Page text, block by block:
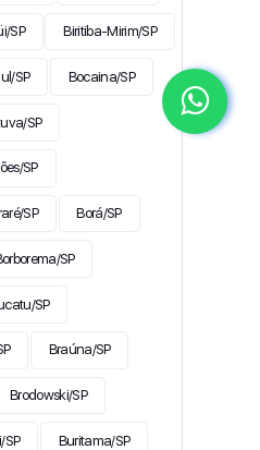
SP Biritiba-Mirim/SP
SP Bocaina/SP
SP
SP
SP Borá/SP
SP
SP
Braúna/SP
Brodowski/SP
SP Buritama/SP